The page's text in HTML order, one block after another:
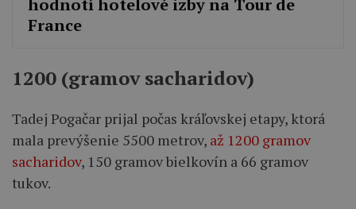
France
1200 (gramov sacharidov)
Tadej Pogačar prijal počas kráľovskej etapy, ktorá
mala prevýšenie 5500 metrov, až 1200 gramov
sacharidov, 150 gramov bielkovín a 66 gramov
tukov.